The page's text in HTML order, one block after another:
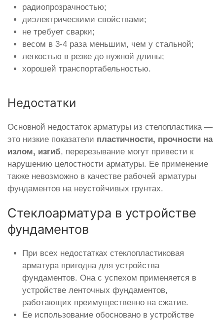
радиопрозрачностью;
диэлектрическими свойствами;
не требует сварки;
весом в 3-4 раза меньшим, чем у стальной;
легкостью в резке до нужной длины;
хорошей транспортабельностью.
Недостатки
Основной недостаток арматуры из стелопластика —
это низкие показатели пластичности, прочности на
излом, изгиб, перерезывание могут привести к
нарушению целостности арматуры. Ее применение
также невозможно в качестве рабочей арматуры
фундаментов на неустойчивых грунтах.
Стеклоарматура в устройстве
фундаментов
При всех недостатках стеклопластиковая
арматура пригодна для устройства
фундаментов. Она с успехом применяется в
устройстве ленточных фундаментов,
работающих преимущественно на сжатие.
Ее использование обосновано в устройстве